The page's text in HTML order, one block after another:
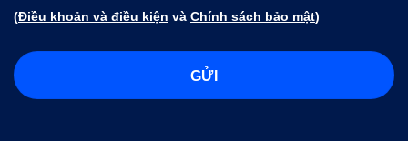
(Điều khoản và điều kiện và Chính sách bảo mật)